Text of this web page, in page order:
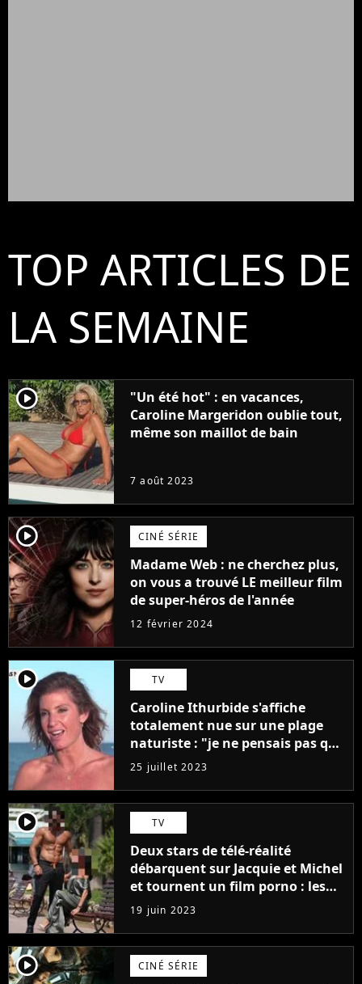
TOP ARTICLES DE
LA SEMAINE
player2
"Un été hot" : en vacances,
Caroline Margeridon oublie tout,
même son maillot de bain
7 août 2023
player2 CINÉ SÉRIE
Madame Web : ne cherchez plus,
on vous a trouvé LE meilleur film
de super-héros de l'année
12 février 2024
player2 TV
Caroline Ithurbide s'affiche
totalement nue sur une plage
naturiste : "je ne pensais pas que
j'arriverais à le faire..."
25 juillet 2023
player2 TV
Deux stars de télé-réalité
débarquent sur Jacquie et Michel
et tournent un film porno : les
premières images du tournage
(exclu)
19 juin 2023
player2 CINÉ SÉRIE